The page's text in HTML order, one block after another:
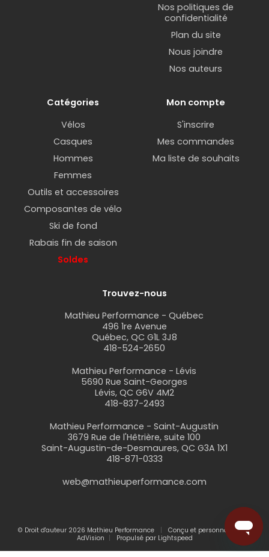
Nos politiques de
confidentialité
Plan du site
Nous joindre
Nos auteurs
Catégories
Vélos
Casques
Hommes
Femmes
Outils et accessoires
Composantes de vélo
Ski de fond
Rabais fin de saison
Soldes
Mon compte
S'inscrire
Mes commandes
Ma liste de souhaits
Trouvez-nous
Mathieu Performance - Québec
496 1re Avenue
Québec, QC G1L 3J8
418-524-2650
Mathieu Performance - Lévis
5690 Rue Saint-Georges
Lévis, QC G6V 4M2
418-837-2493
Mathieu Performance - Saint-Augustin
3679 Rue de l'Hêtrière, suite 100
Saint-Augustin-de-Desmaures, QC G3A 1X1
418-871-0333
web@mathieuperformance.com
© Droit d'auteur 2026 Mathieu Performance
Conçu et personnalisé par
AdVision
Propulsé par Lightspeed